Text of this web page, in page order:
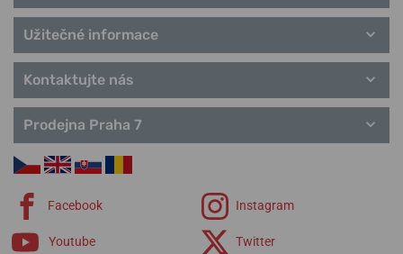
Užitečné informace
Kontaktujte nás
Prodejna Praha 7
Facebook Instagram
Youtube Twitter